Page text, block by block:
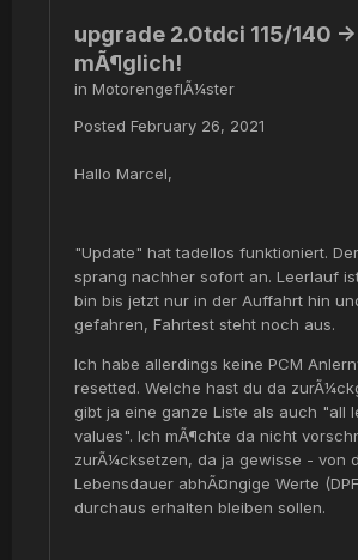
upgrade 2.0tdci 115/140 -
mÃ¶glich!
in MotorengeflÃ¼ster
Posted February 26, 2021
Hallo Marcel,
"Update" hat tadellos funktioniert.
sprang nachher sofort an. Leerlauf
bin bis jetzt nur in der Auffahrt hin
gefahren, Fahrtest steht noch aus.
Ich habe allerdings keine PCM
resetted. Welche hast du da
gibt ja eine ganze Liste als auch "all
values". Ich mÃ¶chte da nicht
zurÃ¼cksetzen, da ja gewisse - von
Lebensdauer abhÃ¤ngige Werte
durchaus erhalten bleiben sollen.